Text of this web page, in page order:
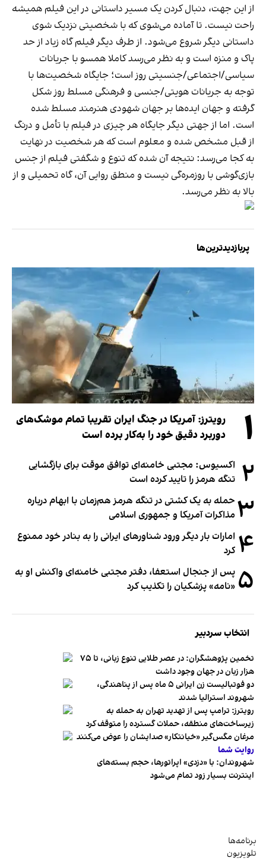
از این جهت، دنبال کردن یک مسیر داستانی در این فیلم همیشه
راحت نیست. تا آماده می‌شوی که با شخصیتی نزدیک شوی
داستانی دیگر شروع می‌شود. از طرف دیگر فیلم گاه زیاد از حد
پاک و منزه است و به نظر می‌رسد کاملا همسو با جریانات
سیاسی/اجتماعی/جنسیتی روز است؛ جایگاه شخصیت‌ها با
توجه به جریانات هویتی/جنسی و فرهنگی مسلط روز شکل
گرفته و جهان ایده‌ها بر جهان شهودی هنرمند مسلط شده
است. اما از جهتی دیگر جایگاه هر چیزی در فیلم با تأمل و درنگ
از قبل مشخص شده و معلوم است که هر شخصیت در نهایت
به کجا می‌رسد: نتیجه آن شده که تنوع و شگفتی فیلم از جنس
بازی‌گوشی با روزمره‌گی نیست و منطق روایی آن، گاه تحمیلی و از
بالا به نظر می‌رسد.
پربازدیدترین‌ها
۱
رویترز: آمریکا در جنگ ایران تقریبا تمام موشک‌های
دوربرد دقیق خود را به‌کار برده است
۲ اکسیوس: مجتبی خامنه‌ای توافق موقت برای بازگشایی
تنگه هرمز را تایید کرده است
۳ حمله به یک کشتی در تنگه هرمز هم‌زمان با ابهام درباره
مذاکرات آمریکا و جمهوری اسلامی
۴ امارات بار دیگر ورود شناورهای ایرانی را به بنادر خود ممنوع
کرد
۵ پس از جنجال استعفا، دفتر مجتبی خامنه‌ای واکنش او به
«نامه» پزشکیان را تکذیب کرد
انتخاب سردبیر
تخمین پژوهشگران: در عصر طلایی تنوع زبانی، تا ۷۵
هزار زبان در جهان وجود داشت
دو فوتبالیست زن ایرانی ۵ ماه پس از پناهندگی،
شهروند استرالیا شدند
رویترز: ترامپ پس از تهدید تهران به حمله به
زیرساخت‌های منطقه، حملات گسترده را متوقف کرد
مرغان مگس‌گیر «خیانتکار» صدایشان را عوض می‌کنند
روایت شما
شهروندان:‌ با «دزدی» اپراتورها، حجم بسته‌های
اینترنت بسیار زود تمام می‌شود
برنامه‌ها
تلویزیون